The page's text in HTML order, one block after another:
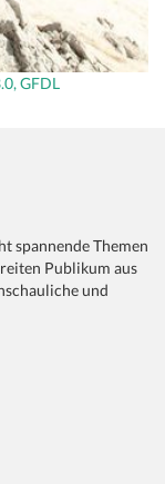
GFDL
spannende Themen
Publikum aus
und